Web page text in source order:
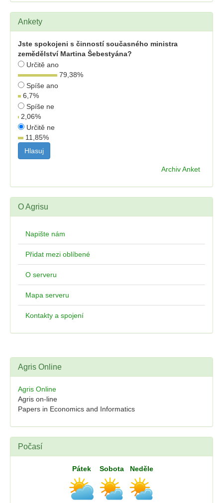
Ankety
Jste spokojeni s činností současného ministra
zemědělství Martina Šebestyána?
Určitě ano
79,38%
Spíše ano
6,7%
Spíše ne
2,06%
Určitě ne
11,85%
Archiv Anket
O Agrisu
Napište nám
Přidat mezi oblíbené
O serveru
Mapa serveru
Kontakty a spojení
Agris Online
Agris Online
Agris on-line
Papers in Economics and Informatics
Počasí
Pátek Sobota Neděle